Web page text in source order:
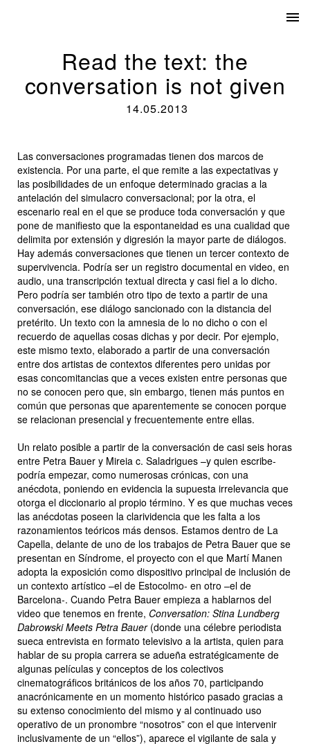
Read the text: the
conversation is not given
14.05.2013
Las conversaciones programadas tienen dos marcos de
existencia. Por una parte, el que remite a las expectativas y
las posibilidades de un enfoque determinado gracias a la
antelación del simulacro conversacional; por la otra, el
escenario real en el que se produce toda conversación y que
pone de manifiesto que la espontaneidad es una cualidad que
delimita por extensión y digresión la mayor parte de diálogos.
Hay además conversaciones que tienen un tercer contexto de
supervivencia. Podría ser un registro documental en video, en
audio, una transcripción textual directa y casi fiel a lo dicho.
Pero podría ser también otro tipo de texto a partir de una
conversación, ese diálogo sancionado con la distancia del
pretérito. Un texto con la amnesia de lo no dicho o con el
recuerdo de aquellas cosas dichas y por decir. Por ejemplo,
este mismo texto, elaborado a partir de una conversación
entre dos artistas de contextos diferentes pero unidas por
esas concomitancias que a veces existen entre personas que
no se conocen pero que, sin embargo, tienen más puntos en
común que personas que aparentemente se conocen porque
se relacionan presencial y frecuentemente entre ellas.
Un relato posible a partir de la conversación de casi seis horas
entre Petra Bauer y Mireia c. Saladrigues –y quien escribe-
podría empezar, como numerosas crónicas, con una
anécdota, poniendo en evidencia la supuesta irrelevancia que
otorga el diccionario al propio término. Y es que muchas veces
las anécdotas poseen la clarividencia que les falta a los
razonamientos teóricos más densos. Estamos dentro de La
Capella, delante de uno de los trabajos de Petra Bauer que se
presentan en Síndrome, el proyecto con el que Martí Manen
adopta la exposición como dispositivo principal de inclusión de
un contexto artístico –el de Estocolmo- en otro –el de
Barcelona-. Cuando Petra Bauer empieza a hablarnos del
video que tenemos en frente, Conversation: Stina Lundberg
Dabrowski Meets Petra Bauer(donde una célebre periodista
sueca entrevista en formato televisivo a la artista, quien para
hablar de su propia carrera se adueña estratégicamente de
algunas películas y conceptos de los colectivos
cinematográficos británicos de los años 70, participando
anacrónicamente en un momento histórico pasado gracias a
su extenso conocimiento del mismo y al continuado uso
operativo de un pronombre “nosotros” con el que intervenir
inclusivamente de un “ellos”), aparece el vigilante de sala y